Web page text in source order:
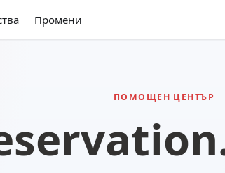
Промени
ПОМОЩЕН ЦЕНТЪР